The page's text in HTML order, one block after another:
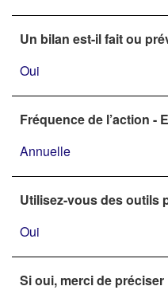
Un bilan est-il fait ou
Oui
Fréquence de l’action -
Annuelle
Utilisez-vous des outils
Oui
Si oui, merci de